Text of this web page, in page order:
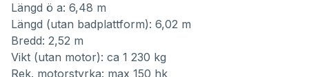
Längd ö a: 6,48 m
Längd (utan badplattform): 6,02 m
Bredd: 2,52 m
Vikt (utan motor): ca 1 230 kg
Rek. motorstyrka: max 150 hk